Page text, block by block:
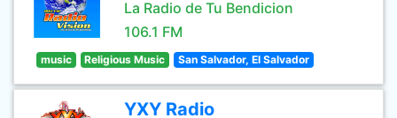
La Radio de Tu Bendicion
106.1 FM
music Religious Music San Salvador, El Salvador
YXY Radio